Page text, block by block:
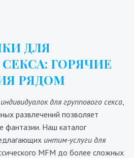
ДЛЯ
ГОРЯЧИЕ
РЯДОМ
индивидуалок для группового секса,
развлечений позволяет
фантазии. Наш каталог
интим-услуги для
MFM до более сложных